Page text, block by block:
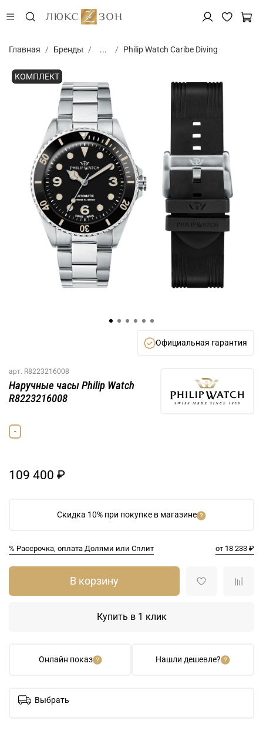
Главная Бренды ... Philip Watch Caribe Diving
КОМПЛЕКТ
Официальная гарантия
арт. R8223216008
Скидка 10% при покупке в магазине
% Рассрочка, оплата Долями или Сплит от 18 233 ₽
Наручные часы Philip Watch
R8223216008
-
109 400 ₽
Онлайн показ Нашли дешевле?
В корзину
Купить в 1 клик
Выбрать